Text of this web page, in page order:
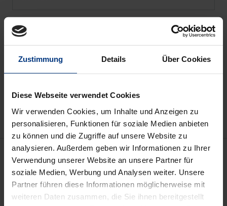
Zustimmung Details Über Cookies
Diese Webseite verwendet Cookies
Wir verwenden Cookies, um Inhalte und Anzeigen zu
personalisieren, Funktionen für soziale Medien anbieten
zu können und die Zugriffe auf unsere Website zu
analysieren. Außerdem geben wir Informationen zu Ihrer
Verwendung unserer Website an unsere Partner für
soziale Medien, Werbung und Analysen weiter. Unsere
Partner führen diese Informationen möglicherweise mit
weiteren Daten zusammen, die Sie ihnen bereitgestellt
Preisangaben inkl. MwSt. Abhängig von der Lieferadresse
Hinweise zu Versandkosten
Beschreibung
Mit „türkischem“ Urum, pontischem „Griechisch“
und orthodox-christlichem Glauben unterläuft